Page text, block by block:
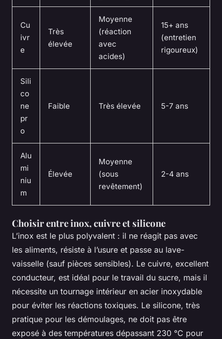
Cu
ivr
e
Très
élevée
Moyenne
(réaction
avec
acides)
15+ ans
(entretien
rigoureux)
Sili
co
ne
pr
o
Faible Très élevée 5-7 ans
Alu
mi
niu
m
Élevée
Moyenne
(sous
revêtement)
2-4 ans
Choisir entre inox, cuivre et silicone
L’inox est le plus polyvalent : il ne réagit pas avec
les aliments, résiste à l’usure et passe au lave-
vaisselle (sauf pièces sensibles). Le cuivre, excellent
conducteur, est idéal pour le travail du sucre, mais il
nécessite un tournage intérieur en acier inoxydable
pour éviter les réactions toxiques. Le silicone, très
pratique pour les démoulages, ne doit pas être
exposé à des températures dépassant 230 °C pour